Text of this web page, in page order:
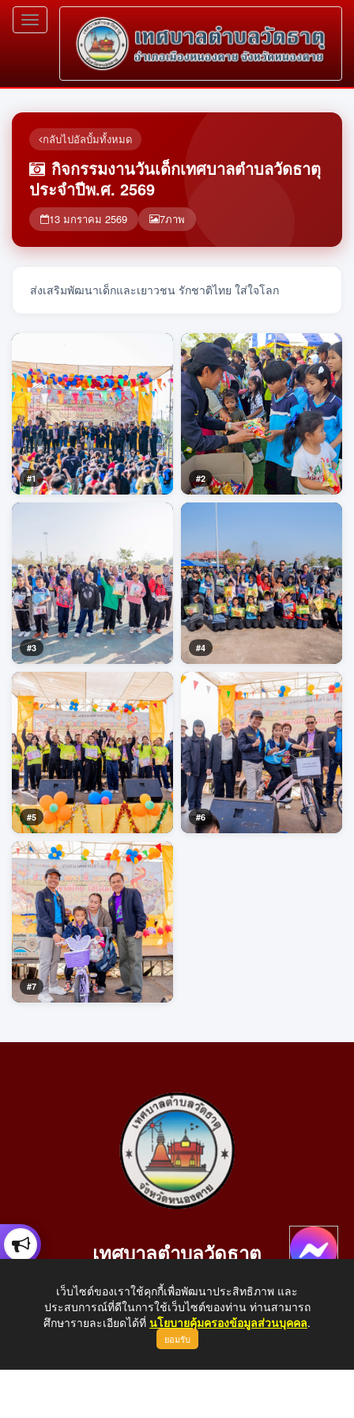
Toggle
navigation
กลับไปอัลบั้มทั้งหมด
กิจกรรมงานวันเด็กเทศบาลตำบลวัดธาตุ
ประจำปีพ.ศ. 2569
13 มกราคม 2569 7ภาพ
ส่งเสริมพัฒนาเด็กและเยาวชน รักชาติไทย ใส่ใจโลก
#1 #2
#3 #4
#5 #6
#7
เทศบาลตำบลวัดธาตุ
อ.เมือง จ.หนองคาย 43000
โทรศัพท์: 042-414758 โทรสาร: 042-414759
E-Mail: saraban_05430110@dla.go.th
เว็บไซต์ของเราใช้คุกกี้เพื่อพัฒนาประสิทธิภาพ และ
ประสบการณ์ที่ดีในการใช้เว็บไซต์ของท่าน ท่านสามารถ
ศึกษารายละเอียดได้ที่ นโยบายคุ้มครองข้อมูลส่วนบุคคล.
ยอมรับ